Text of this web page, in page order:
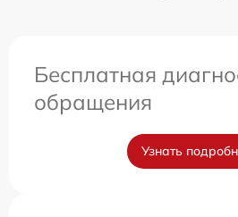
Бесплатная
обращения
Узнать